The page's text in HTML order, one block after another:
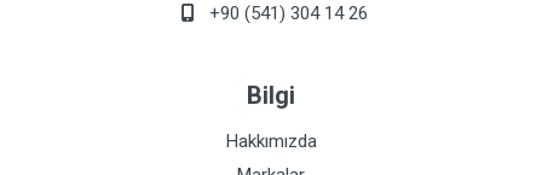
+90 (541) 304 14 26
Bilgi
Hakkımızda